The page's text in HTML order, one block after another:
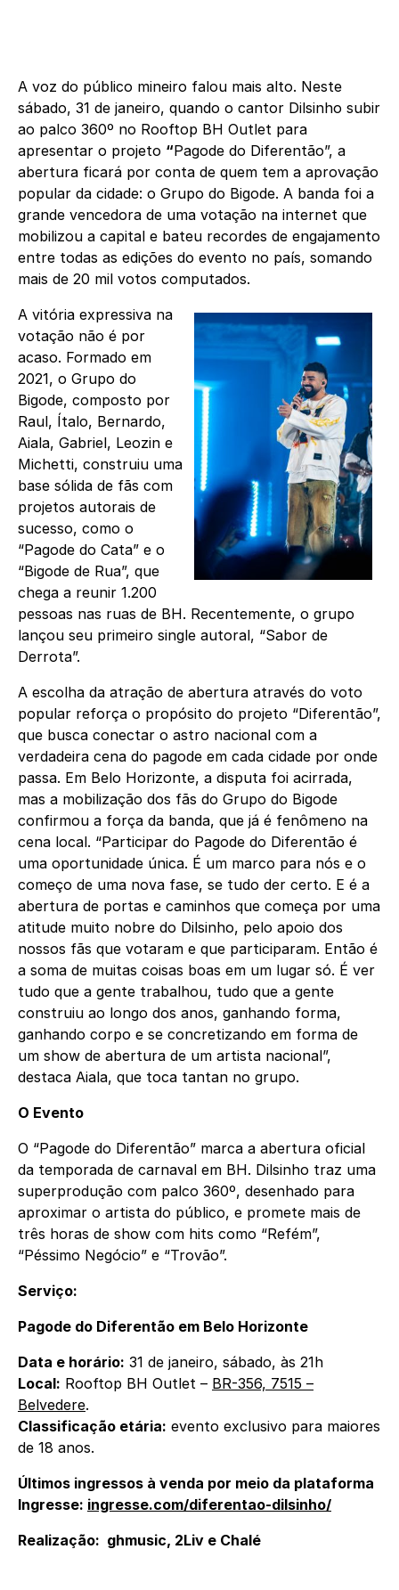
A voz do público mineiro falou mais alto. Neste
sábado, 31 de janeiro, quando o cantor Dilsinho subir
ao palco 360º no Rooftop BH Outlet para
apresentar o projeto “Pagode do Diferentão”, a
abertura ficará por conta de quem tem a aprovação
popular da cidade: o Grupo do Bigode. A banda foi a
grande vencedora de uma votação na internet que
mobilizou a capital e bateu recordes de engajamento
entre todas as edições do evento no país, somando
mais de 20 mil votos computados.
A vitória expressiva na
votação não é por
acaso. Formado em
2021, o Grupo do
Bigode, composto por
Raul, Ítalo, Bernardo,
Aiala, Gabriel, Leozin e
Michetti, construiu uma
base sólida de fãs com
projetos autorais de
sucesso, como o
“Pagode do Cata” e o
“Bigode de Rua”, que
chega a reunir 1.200
pessoas nas ruas de BH. Recentemente, o grupo
lançou seu primeiro single autoral, “Sabor de
Derrota”.
A escolha da atração de abertura através do voto
popular reforça o propósito do projeto “Diferentão”,
que busca conectar o astro nacional com a
verdadeira cena do pagode em cada cidade por onde
passa. Em Belo Horizonte, a disputa foi acirrada,
mas a mobilização dos fãs do Grupo do Bigode
confirmou a força da banda, que já é fenômeno na
cena local. “Participar do Pagode do Diferentão é
uma oportunidade única. É um marco para nós e o
começo de uma nova fase, se tudo der certo. E é a
abertura de portas e caminhos que começa por uma
atitude muito nobre do Dilsinho, pelo apoio dos
nossos fãs que votaram e que participaram. Então é
a soma de muitas coisas boas em um lugar só. É ver
tudo que a gente trabalhou, tudo que a gente
construiu ao longo dos anos, ganhando forma,
ganhando corpo e se concretizando em forma de
um show de abertura de um artista nacional”,
destaca Aiala, que toca tantan no grupo.
O Evento
O “Pagode do Diferentão” marca a abertura oficial
da temporada de carnaval em BH. Dilsinho traz uma
superprodução com palco 360º, desenhado para
aproximar o artista do público, e promete mais de
três horas de show com hits como “Refém”,
“Péssimo Negócio” e “Trovão”.
Serviço:
Pagode do Diferentão em Belo Horizonte
Data e horário: 31 de janeiro, sábado, às 21h
Local: Rooftop BH Outlet – BR-356, 7515 –
Belvedere.
Classificação etária: evento exclusivo para maiores
de 18 anos.
Últimos ingressos à venda por meio da plataforma
Ingresse: ingresse.com/diferentao-dilsinho/
Realização: ghmusic, 2Liv e Chalé